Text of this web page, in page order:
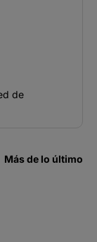
de
Más de lo último